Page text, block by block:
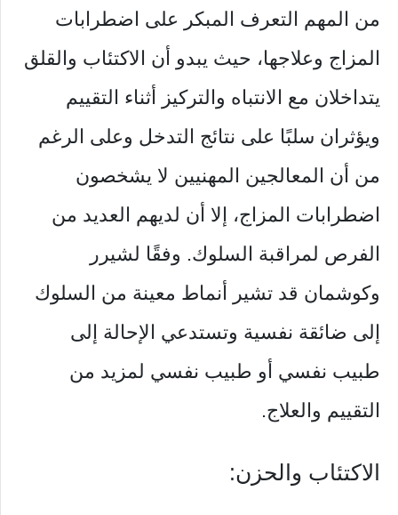
من المهم التعرف المبكر على اضطرابات
المزاج وعلاجها، حيث يبدو أن الاكتئاب والقلق
يتداخلان مع الانتباه والتركيز أثناء التقييم
ويؤثران سلبًا على نتائج التدخل وعلى الرغم
من أن المعالجين المهنيين لا يشخصون
اضطرابات المزاج، إلا أن لديهم العديد من
الفرص لمراقبة السلوك. وفقًا لشيرر
وكوشمان قد تشير أنماط معينة من السلوك
إلى ضائقة نفسية وتستدعي الإحالة إلى
طبيب نفسي أو طبيب نفسي لمزيد من
التقييم والعلاج.
الاكتئاب والحزن: